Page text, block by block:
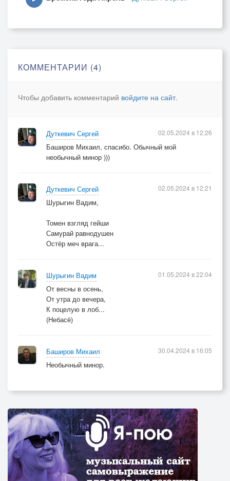
КОММЕНТАРИИ (4)
Чтобы добавить комментарий войдите на сайт.
Дуткевич Сергей
Баширов Михаил, спасибо. Обычный мой
необычный минор )))
02.05.2024 в 12:26
Дуткевич Сергей
Шурыгин Вадим,
Томен взгляд гейши
Самурай равнодушен
Остёр меч врага...
02.05.2024 в 12:21
Шурыгин Вадим
От весны в осень,
От утра до вечера,
К поцелую в лоб...
(Небасё)
01.05.2024 в 22:04
Баширов Михаил
Необычный минор.
30.04.2024 в 16:05